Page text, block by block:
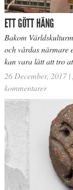
ETT GÖTT HÄNG
Bakom
och vårdas närmare
kan vara lätt att tro
26 December, 2017 |
kommentarer